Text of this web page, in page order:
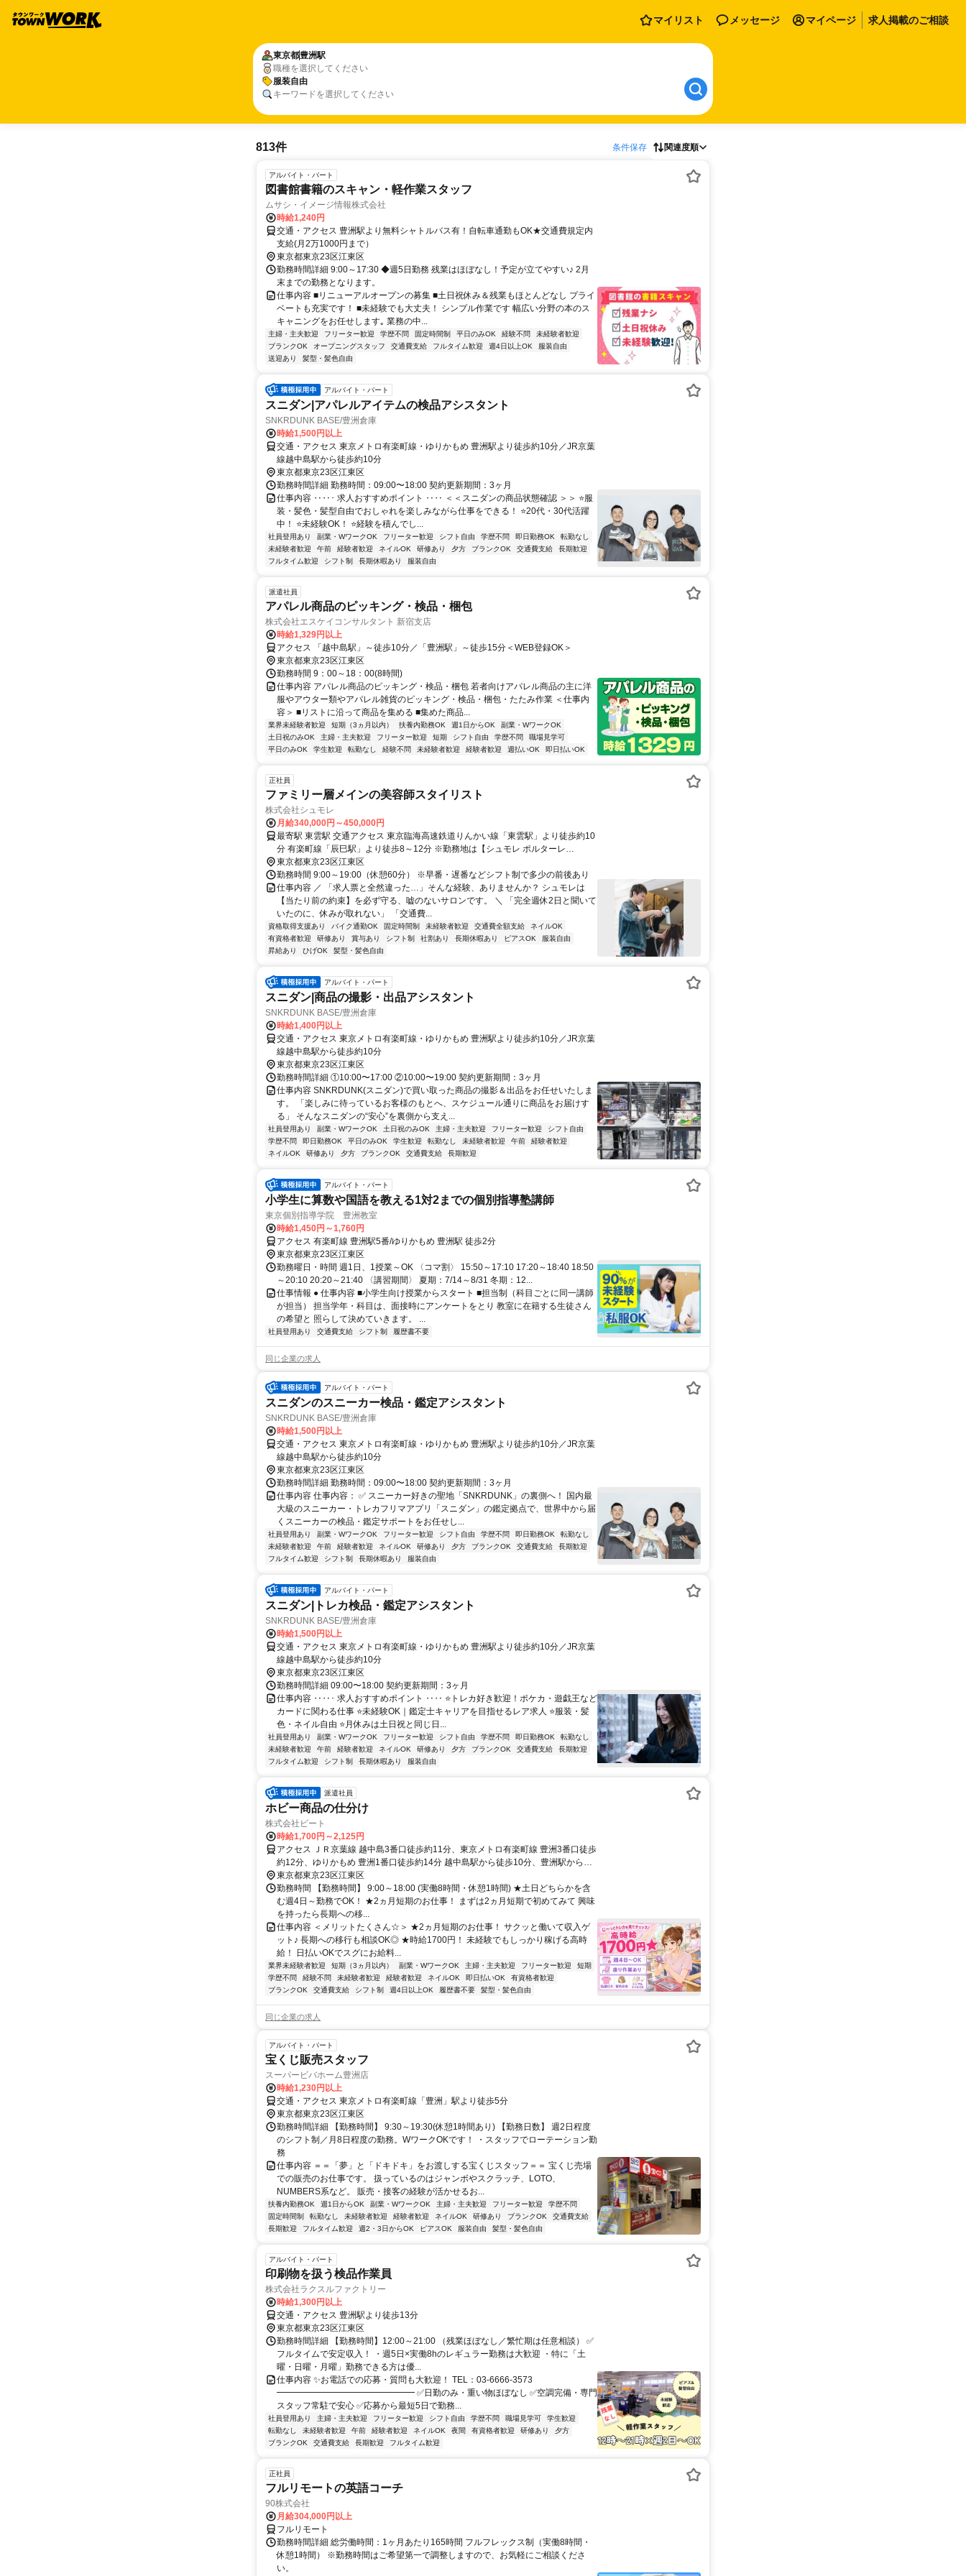
マイリスト メッセージ マイページ 求人掲載のご相談
東京都豊洲駅
職種を選択してください
服装自由
キーワードを選択してください
813件 条件保存 関連度順
アルバイト・パート
図書館書籍のスキャン・軽作業スタッフ
ムサシ・イメージ情報株式会社
時給1,240円
交通・アクセス 豊洲駅より無料シャトルバス有！自転車通勤もOK★交通費規定内
支給(月2万1000円まで）
東京都東京23区江東区
勤務時間詳細 9:00～17:30 ◆週5日勤務 残業はほぼなし！予定が立てやすい♪ 2月
末までの勤務となります。
仕事内容 ■リニューアルオープンの募集 ■土日祝休み＆残業もほとんどなし プライ
ベートも充実です！ ■未経験でも大丈夫！ シンプル作業です 幅広い分野の本のス
キャニングをお任せします｡ 業務の中...
主婦・主夫歓迎 フリーター歓迎 学歴不問 固定時間制 平日のみOK 経験不問
未経験者歓迎
ブランクOK
オープニングスタッフ 交通費支給 フルタイム歓迎 週4日以上OK
服装自由
送迎あり
髪型・髪色自由
アルバイト・パート
スニダン|アパレルアイテムの検品アシスタント
SNKRDUNK BASE/豊洲倉庫
時給1,500円以上
交通・アクセス 東京メトロ有楽町線・ゆりかもめ 豊洲駅より徒歩約10分／JR京葉
線越中島駅から徒歩約10分
東京都東京23区江東区
勤務時間詳細 勤務時間：09:00〜18:00 契約更新期間：3ヶ月
仕事内容 ‥‥･ 求人おすすめポイント ‥‥ ＜＜スニダンの商品状態確認 ＞＞ ⭐服
装・髪色・髪型自由でおしゃれを楽しみながら仕事をできる！ ⭐20代・30代活躍
中！ ⭐未経験OK！ ⭐経験を積んでし...
社員登用あり 副業・WワークOK フリーター歓迎 シフト自由 学歴不問 即日勤務OK
転勤なし
未経験者歓迎
午前 経験者歓迎 ネイルOK 研修あり 夕方 ブランクOK 交通費支給
長期歓迎
フルタイム歓迎
シフト制 長期休暇あり 服装自由
派遣社員
アパレル商品のピッキング・検品・梱包
株式会社エスケイコンサルタント 新宿支店
時給1,329円以上
アクセス 「越中島駅」～徒歩10分／「豊洲駅」～徒歩15分＜WEB登録OK＞
東京都東京23区江東区
勤務時間 9：00～18：00(8時間)
仕事内容 アパレル商品のピッキング・検品・梱包 若者向けアパレル商品の主に洋
服やアウター類やアパレル雑貨のピッキング・検品・梱包・たたみ作業 ＜仕事内
容＞ ■リストに沿って商品を集める ■集めた商品...
業界未経験者歓迎 短期（3ヵ月以内） 扶養内勤務OK 週1日からOK
副業・WワークOK
土日祝のみOK
主婦・主夫歓迎 フリーター歓迎 短期 シフト自由 学歴不問
職場見学可
平日のみOK
学生歓迎 転勤なし 経験不問 未経験者歓迎 経験者歓迎 週払いOK 即日払いOK
正社員
ファミリー層メインの美容師スタイリスト
株式会社シュモレ
月給340,000円～450,000円
最寄駅 東雲駅 交通アクセス 東京臨海高速鉄道りんかい線「東雲駅」より徒歩約10
分 有楽町線「辰巳駅」より徒歩8～12分 ※勤務地は【シュモレ ポルターレ
東京都東京23区江東区
勤務時間 9:00～19:00（休憩60分） ※早番・遅番などシフト制で多少の前後あり
仕事内容 ／ 「求人票と全然違った…」そんな経験、ありませんか？ シュモレは
【当たり前の約束】を必ず守る、嘘のないサロンです。 ＼ 「完全週休2日と聞いて
いたのに、休みが取れない」 「交通費...
資格取得支援あり バイク通勤OK 固定時間制 未経験者歓迎 交通費全額支給
ネイルOK
有資格者歓迎
研修あり 賞与あり シフト制 社割あり 長期休暇あり ピアスOK
服装自由
昇給あり
ひげOK 髪型・髪色自由
アルバイト・パート
スニダン|商品の撮影・出品アシスタント
SNKRDUNK BASE/豊洲倉庫
時給1,400円以上
交通・アクセス 東京メトロ有楽町線・ゆりかもめ 豊洲駅より徒歩約10分／JR京葉
線越中島駅から徒歩約10分
東京都東京23区江東区
勤務時間詳細 ①10:00〜17:00 ②10:00〜19:00 契約更新期間：3ヶ月
仕事内容 SNKRDUNK(スニダン)で買い取った商品の撮影＆出品をお任せいたしま
す。 「楽しみに待っているお客様のもとへ、スケジュール通りに商品をお届けす
る」 そんなスニダンの“安心”を裏側から支え...
社員登用あり 副業・WワークOK 土日祝のみOK 主婦・主夫歓迎 フリーター歓迎
シフト自由
学歴不問
即日勤務OK 平日のみOK 学生歓迎 転勤なし 未経験者歓迎 午前
経験者歓迎
ネイルOK
研修あり 夕方 ブランクOK 交通費支給 長期歓迎
アルバイト・パート
小学生に算数や国語を教える1対2までの個別指導塾講師
東京個別指導学院 豊洲教室
時給1,450円～1,760円
アクセス 有楽町線 豊洲駅5番/ゆりかもめ 豊洲駅 徒歩2分
東京都東京23区江東区
勤務曜日・時間 週1日、1授業～OK 〈コマ割〉 15:50～17:10 17:20～18:40 18:50
～20:10 20:20～21:40 〈講習期間〉 夏期：7/14～8/31 冬期：12...
仕事情報 ● 仕事内容 ■小学生向け授業からスタート ■担当制（科目ごとに同一講師
が担当） 担当学年・科目は、面接時にアンケートをとり 教室に在籍する生徒さん
の希望と 照らして決めていきます。 ...
社員登用あり 交通費支給 シフト制 履歴書不要
同じ企業の求人
アルバイト・パート
スニダンのスニーカー検品・鑑定アシスタント
SNKRDUNK BASE/豊洲倉庫
時給1,500円以上
交通・アクセス 東京メトロ有楽町線・ゆりかもめ 豊洲駅より徒歩約10分／JR京葉
線越中島駅から徒歩約10分
東京都東京23区江東区
勤務時間詳細 勤務時間：09:00〜18:00 契約更新期間：3ヶ月
仕事内容 仕事内容： ✅ スニーカー好きの聖地「SNKRDUNK」の裏側へ！ 国内最
大級のスニーカー・トレカフリマアプリ「スニダン」の鑑定拠点で、世界中から届
くスニーカーの検品・鑑定サポートをお任せし...
社員登用あり 副業・WワークOK フリーター歓迎 シフト自由 学歴不問 即日勤務OK
転勤なし
未経験者歓迎
午前 経験者歓迎 ネイルOK 研修あり 夕方 ブランクOK 交通費支給
長期歓迎
フルタイム歓迎
シフト制 長期休暇あり 服装自由
アルバイト・パート
スニダン|トレカ検品・鑑定アシスタント
SNKRDUNK BASE/豊洲倉庫
時給1,500円以上
交通・アクセス 東京メトロ有楽町線・ゆりかもめ 豊洲駅より徒歩約10分／JR京葉
線越中島駅から徒歩約10分
東京都東京23区江東区
勤務時間詳細 09:00〜18:00 契約更新期間：3ヶ月
仕事内容 ‥‥･ 求人おすすめポイント ‥‥ ⭐トレカ好き歓迎！ポケカ・遊戯王など
カードに関わる仕事 ⭐未経験OK｜鑑定士キャリアを目指せるレア求人 ⭐服装・髪
色・ネイル自由 ⭐月休みは土日祝と同じ日...
社員登用あり 副業・WワークOK フリーター歓迎 シフト自由 学歴不問 即日勤務OK
転勤なし
未経験者歓迎
午前 経験者歓迎 ネイルOK 研修あり 夕方 ブランクOK 交通費支給
長期歓迎
フルタイム歓迎
シフト制 長期休暇あり 服装自由
派遣社員
ホビー商品の仕分け
株式会社ビート
時給1,700円～2,125円
アクセス ＪＲ京葉線 越中島3番口徒歩約11分、東京メトロ有楽町線 豊洲3番口徒歩
約12分、ゆりかもめ 豊洲1番口徒歩約14分 越中島駅から徒歩10分、豊洲駅から徒
歩15分
東京都東京23区江東区
勤務時間 【勤務時間】 9:00～18:00 (実働8時間・休憩1時間) ★土日どちらかを含
む週4日～勤務でOK！ ★2ヵ月短期のお仕事！ まずは2ヵ月短期で初めてみて 興味
を持ったら長期への移...
仕事内容 ＜メリットたくさん☆＞ ★2ヵ月短期のお仕事！ サクッと働いて収入ゲ
ット♪ 長期への移行も相談OK◎ ★時給1700円！ 未経験でもしっかり稼げる高時
給！ 日払いOKでスグにお給料...
業界未経験者歓迎 短期（3ヵ月以内） 副業・WワークOK 主婦・主夫歓迎 フリーター歓迎
短期
学歴不問
経験不問 未経験者歓迎 経験者歓迎 ネイルOK 即日払いOK
有資格者歓迎
ブランクOK
交通費支給 シフト制 週4日以上OK 履歴書不要 髪型・髪色自由
同じ企業の求人
アルバイト・パート
宝くじ販売スタッフ
スーパービバホーム豊洲店
時給1,230円以上
交通・アクセス 東京メトロ有楽町線「豊洲」駅より徒歩5分
東京都東京23区江東区
勤務時間詳細 【勤務時間】 9:30～19:30(休憩1時間あり) 【勤務日数】 週2日程度
のシフト制／月8日程度の勤務。WワークOKです！ ・スタッフでローテーション勤
務
仕事内容 ＝＝「夢」と「ドキドキ」をお渡しする宝くじスタッフ＝＝ 宝くじ売場
での販売のお仕事です。 扱っているのはジャンボやスクラッチ、LOTO、
NUMBERS系など。 販売・接客の経験が活かせるお...
扶養内勤務OK 週1日からOK 副業・WワークOK 主婦・主夫歓迎 フリーター歓迎
学歴不問
固定時間制
転勤なし 未経験者歓迎 経験者歓迎 ネイルOK 研修あり ブランクOK
交通費支給
長期歓迎
フルタイム歓迎 週2・3日からOK ピアスOK 服装自由 髪型・髪色自由
アルバイト・パート
印刷物を扱う検品作業員
株式会社ラクスルファクトリー
時給1,300円以上
交通・アクセス 豊洲駅より徒歩13分
東京都東京23区江東区
勤務時間詳細 【勤務時間】12:00～21:00 （残業ほぼなし／繁忙期は任意相談） ✅
フルタイムで安定収入！ ・週5日×実働8hのレギュラー勤務は大歓迎 ・特に「土
曜・日曜・月曜」勤務できる方は優...
仕事内容 ✨お電話での応募・質問も大歓迎！ TEL：03-6666-3573
━━━━━━━━━━━━━━━━ ✅日勤のみ・重い物ほぼなし ✅空調完備・専門
スタッフ常駐で安心 ✅応募から最短5日で勤務...
社員登用あり 主婦・主夫歓迎 フリーター歓迎 シフト自由 学歴不問 職場見学可
学生歓迎
転勤なし
未経験者歓迎 午前 経験者歓迎 ネイルOK 夜間 有資格者歓迎 研修あり
夕方
ブランクOK
交通費支給 長期歓迎 フルタイム歓迎
正社員
フルリモートの英語コーチ
90株式会社
月給304,000円以上
フルリモート
勤務時間詳細 総労働時間：1ヶ月あたり165時間 フルフレックス制（実働8時間・
休憩1時間） ※勤務時間はご希望第一で調整しますので、お気軽にご相談くださ
い。